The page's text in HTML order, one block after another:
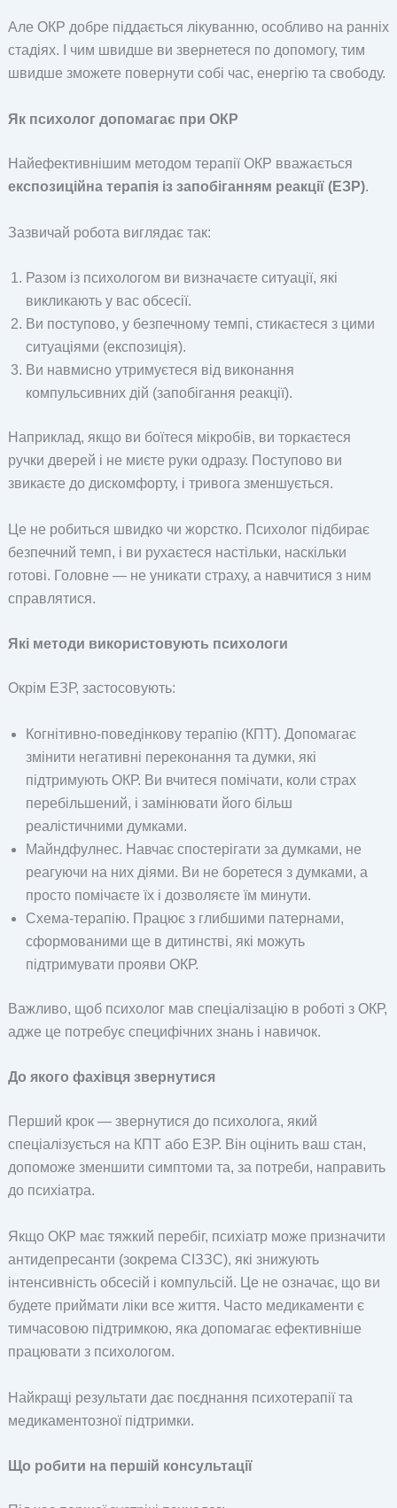
Але ОКР добре піддається лікуванню, особливо на ранніх
стадіях. І чим швидше ви звернетеся по допомогу, тим
швидше зможете повернути собі час, енергію та свободу.
Як психолог допомагає при ОКР
Найефективнішим методом терапії ОКР вважається
експозиційна терапія із запобіганням реакції (ЕЗР).
Зазвичай робота виглядає так:
Разом із психологом ви визначаєте ситуації, які
викликають у вас обсесії.
Ви поступово, у безпечному темпі, стикаєтеся з цими
ситуаціями (експозиція).
Ви навмисно утримуєтеся від виконання
компульсивних дій (запобігання реакції).
Наприклад, якщо ви боїтеся мікробів, ви торкаєтеся
ручки дверей і не миєте руки одразу. Поступово ви
звикаєте до дискомфорту, і тривога зменшується.
Це не робиться швидко чи жорстко. Психолог підбирає
безпечний темп, і ви рухаєтеся настільки, наскільки
готові. Головне — не уникати страху, а навчитися з ним
справлятися.
Які методи використовують психологи
Окрім ЕЗР, застосовують:
Когнітивно-поведінкову терапію (КПТ). Допомагає
змінити негативні переконання та думки, які
підтримують ОКР. Ви вчитеся помічати, коли страх
перебільшений, і замінювати його більш
реалістичними думками.
Майндфулнес. Навчає спостерігати за думками, не
реагуючи на них діями. Ви не боретеся з думками, а
просто помічаєте їх і дозволяєте їм минути.
Схема-терапію. Працює з глибшими патернами,
сформованими ще в дитинстві, які можуть
підтримувати прояви ОКР.
Важливо, щоб психолог мав спеціалізацію в роботі з ОКР,
адже це потребує специфічних знань і навичок.
До якого фахівця звернутися
Перший крок — звернутися до психолога, який
спеціалізується на КПТ або ЕЗР. Він оцінить ваш стан,
допоможе зменшити симптоми та, за потреби, направить
до психіатра.
Якщо ОКР має тяжкий перебіг, психіатр може призначити
антидепресанти (зокрема СІЗЗС), які знижують
інтенсивність обсесій і компульсій. Це не означає, що ви
будете приймати ліки все життя. Часто медикаменти є
тимчасовою підтримкою, яка допомагає ефективніше
працювати з психологом.
Найкращі результати дає поєднання психотерапії та
медикаментозної підтримки.
Що робити на першій консультації